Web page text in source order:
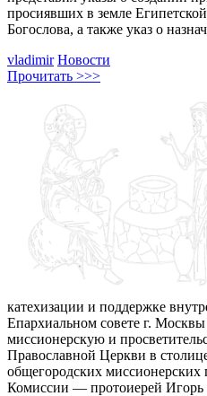
просиявших в земле
Богослова, а также указ о
vladimir Новости
Прочитать >>>
катехизации и поддержке
Епархиальном совете г.
миссионерскую и
Православной Церкви в
общегородских миссионерских
Комиссии — протоиерей